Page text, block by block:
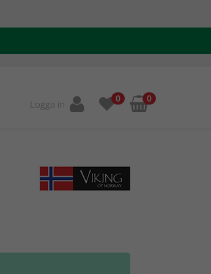
Logga in 0 0